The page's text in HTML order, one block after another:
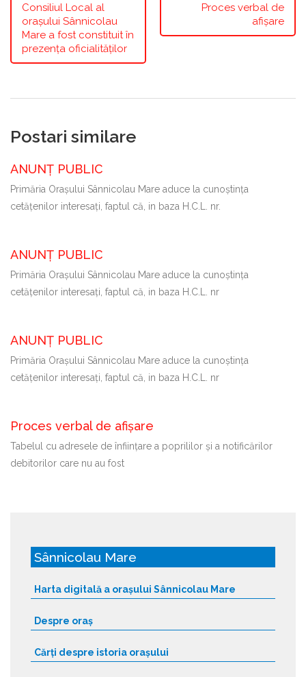
Consiliul Local al
orașului Sânnicolau
Mare a fost constituit în
prezența oficialităților
Proces verbal de
afișare
Postari similare
ANUNȚ PUBLIC
Primăria Oraşului Sânnicolau Mare aduce la cunoştinţa
cetăţenilor interesaţi, faptul că, in baza H.C.L. nr.
ANUNȚ PUBLIC
Primăria Oraşului Sânnicolau Mare aduce la cunoştinţa
cetăţenilor interesaţi, faptul că, in baza H.C.L. nr
ANUNȚ PUBLIC
Primăria Oraşului Sânnicolau Mare aduce la cunoştinţa
cetăţenilor interesaţi, faptul că, in baza H.C.L. nr
Proces verbal de afișare
Tabelul cu adresele de înființare a poprililor și a notificărilor
debitorilor care nu au fost
Sânnicolau Mare
Harta digitală a orașului Sânnicolau Mare
Despre oraș
Cărți despre istoria orașului